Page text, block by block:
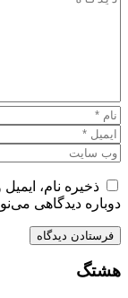
ذخیره نام،
دوباره دیدگاهی
هشتگ